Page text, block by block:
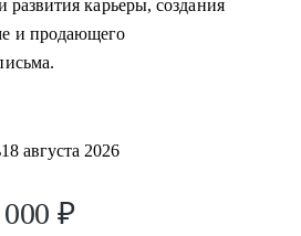
перерыве в карьере, в том числе
развития карьеры, создания
и продающего
18 августа 2026
₽